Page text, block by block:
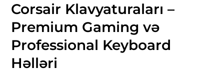
Corsair Klavyaturaları –
Premium Gaming və
Professional Keyboard
Həlləri